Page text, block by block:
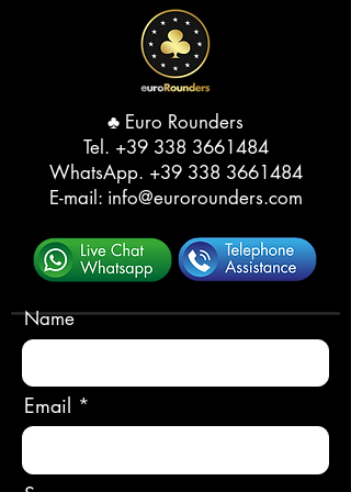
♣️ Euro Rounders
Tel. ‭ +39 338 3661484
WhatsApp. ‭+39 338 3661484‬
E-mail: info@eurorounders.com
Name
Email